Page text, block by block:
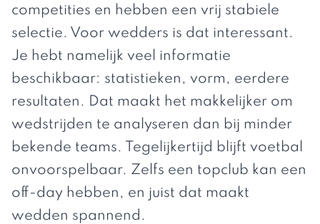
competities en hebben een vrij stabiele
selectie. Voor wedders is dat interessant.
Je hebt namelijk veel informatie
beschikbaar: statistieken, vorm, eerdere
resultaten. Dat maakt het makkelijker om
wedstrijden te analyseren dan bij minder
bekende teams. Tegelijkertijd blijft voetbal
onvoorspelbaar. Zelfs een topclub kan een
off-day hebben, en juist dat maakt
wedden spannend.